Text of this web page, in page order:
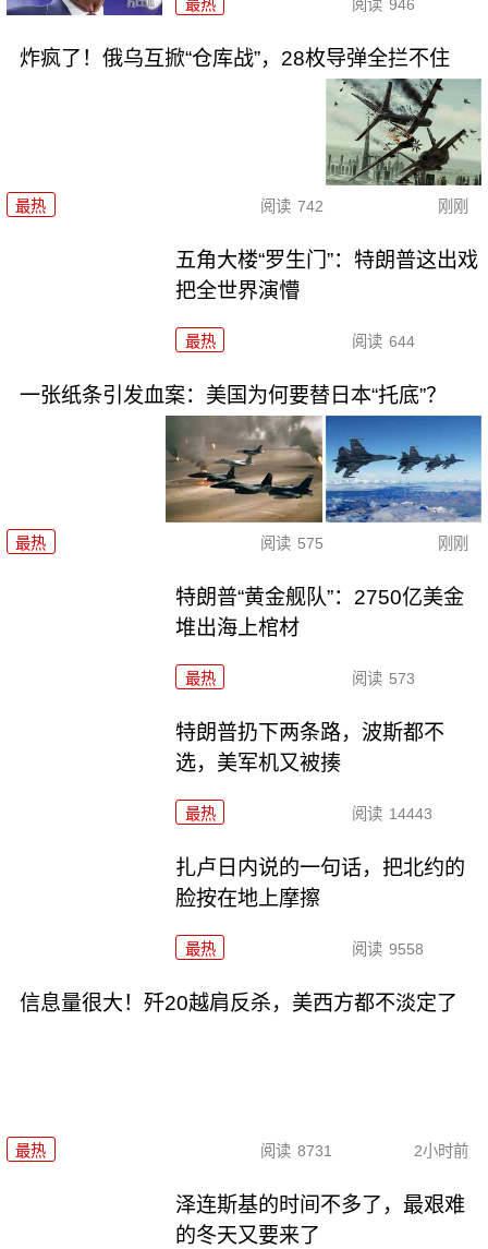
最热 阅读 946
炸疯了！俄乌互掀“仓库战”，28枚导弹全拦不住
最热 阅读 742 刚刚
五角大楼“罗生门”：特朗普这出戏
把全世界演懵
最热 阅读 644
一张纸条引发血案：美国为何要替日本“托底”？
最热 阅读 575 刚刚
特朗普“黄金舰队”：2750亿美金
堆出海上棺材
最热 阅读 573
特朗普扔下两条路，波斯都不
选，美军机又被揍
最热 阅读 14443
扎卢日内说的一句话，把北约的
脸按在地上摩擦
最热 阅读 9558
信息量很大！歼20越肩反杀，美西方都不淡定了
最热 阅读 8731 2小时前
泽连斯基的时间不多了，最艰难
的冬天又要来了